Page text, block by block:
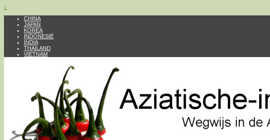
↓
CHINA
JAPAN
KOREA
INDONESIË
INDIA
THAILAND
VIETNAM